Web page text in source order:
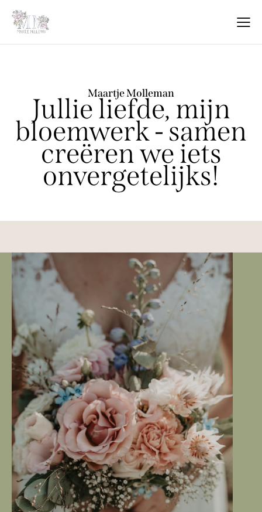
Maartje Molleman
Jullie liefde, mijn
bloemwerk - samen
creëren we iets
onvergetelijks!